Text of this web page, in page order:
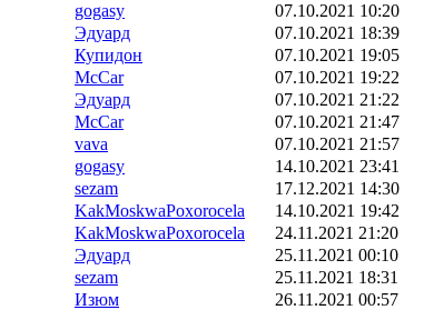
gogasy
07.10.2021 10:20
Эдуард
07.10.2021 18:39
Купидон
07.10.2021 19:05
McCar
07.10.2021 19:22
Эдуард
07.10.2021 21:22
McCar
07.10.2021 21:47
vava
07.10.2021 21:57
gogasy
14.10.2021 23:41
sezam
17.12.2021 14:30
KakMoskwaPoxorocela
14.10.2021 19:42
KakMoskwaPoxorocela
24.11.2021 21:20
Эдуард
25.11.2021 00:10
sezam
25.11.2021 18:31
Изюм
26.11.2021 00:57